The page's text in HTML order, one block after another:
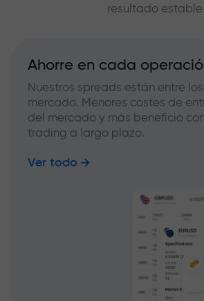
resultado estable
Ahorre en cada
Nuestros spreads están entre
mercado. Menores costes de
del mercado y más beneficio
trading a largo plazo.
Ver todo